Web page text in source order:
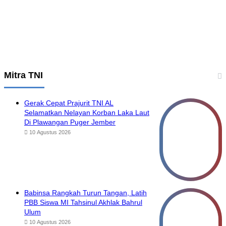
Mitra TNI
Gerak Cepat Prajurit TNI AL
Selamatkan Nelayan Korban Laka Laut
Di Plawangan Puger Jember
10 Agustus 2026
Babinsa Rangkah Turun Tangan, Latih
PBB Siswa MI Tahsinul Akhlak Bahrul
Ulum
10 Agustus 2026